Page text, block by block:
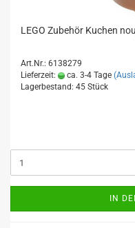
LEGO Zubehör Kuchen
Art.Nr.: 6138279
Lieferzeit:
ca. 3-4 Tage
Lagerbestand: 45 Stück
IN